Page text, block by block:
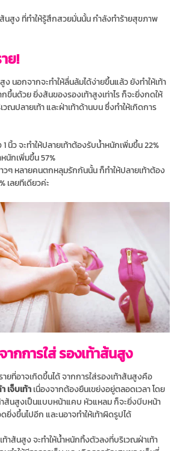
นสูง ที่ทำให้รู้สึกสวยมั่นนั้น กำลังทำร้ายสุขภาพ
ย!
นอกจากจะทำให้ลื่นล้มได้ง่ายขึ้นแล้ว ยังทำให้เท้า
ขึ้นด้วย ยิ่งส้นของรองเท้าสูงเท่าไร ก็จะยิ่งกดให้
ณปลายเท้า และฝ่าเท้าด้านบน ซึ่งทำให้เกิดการ
นิ้ว จะทำให้ปลายเท้าต้องรับน้ำหนักเพิ่มขึ้น 22%
นักเพิ่มขึ้น 57%
วๆ หลายคนตกหลุมรักกันนั้น ก็ทำให้ปลายเท้าต้อง
เลยทีเดียวค่ะ
กการใส่ รองเท้าส้นสูง
ยที่อาจเกิดขึ้นได้ จากการใส่รองเท้าส้นสูงคือ
เจ็บเท้า เนื่องจากต้องยืนเขย่งอยู่ตลอดเวลา โดย
าส้นสูงเป็นแบบหน้าแคบ หัวแหลม ก็จะยิ่งบีบหน้า
ยิ่งขึ้นไปอีก และนอาจทำให้เท้าผิดรูปได้
ท้าส้นสูง จะทำให้น้ำหนักทิ้งตัวลงที่บริเวณฝ่าเท้า